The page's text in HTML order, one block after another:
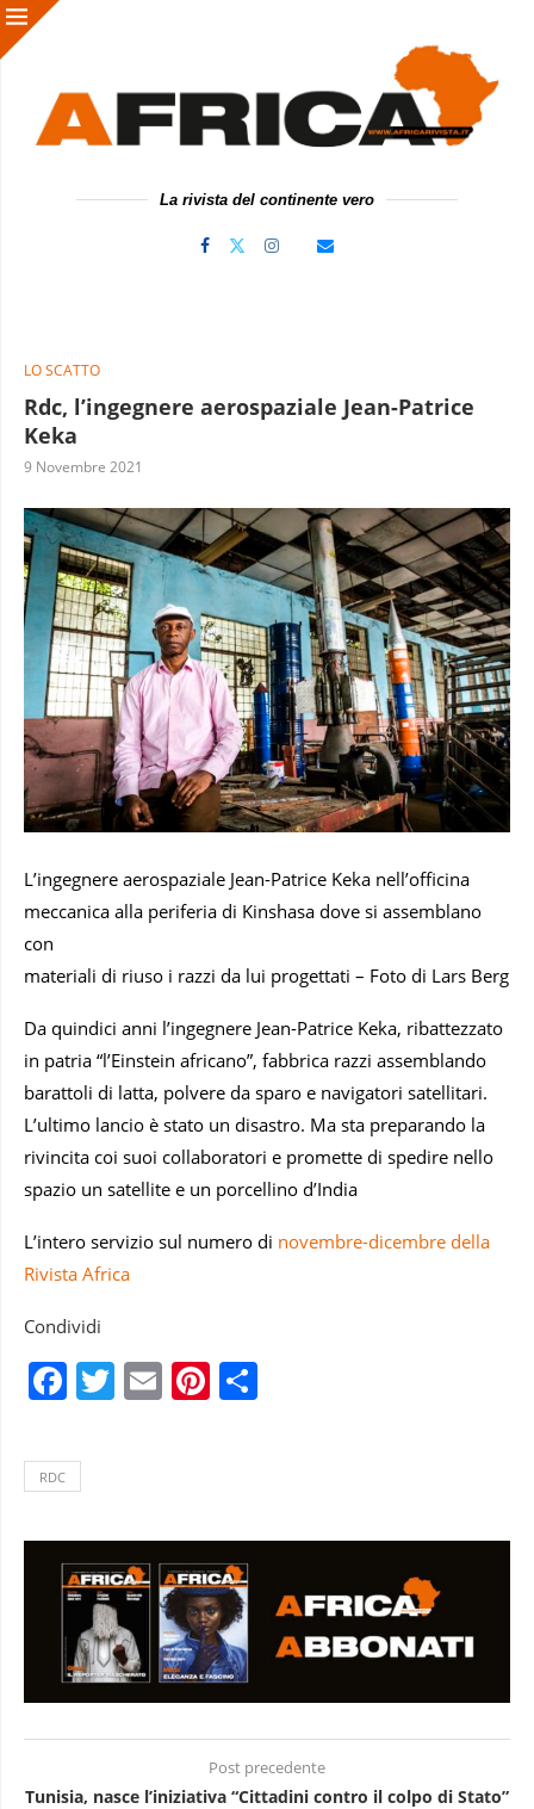
La rivista del continente vero
LO SCATTO
Rdc, l’ingegnere aerospaziale Jean-Patrice
Keka
9 Novembre 2021
L’ingegnere aerospaziale Jean-Patrice Keka nell’officina
meccanica alla periferia di Kinshasa dove si assemblano
con
materiali di riuso i razzi da lui progettati – Foto di Lars Berg
Da quindici anni l’ingegnere Jean-Patrice Keka, ribattezzato
in patria “l’Einstein africano”, fabbrica razzi assemblando
barattoli di latta, polvere da sparo e navigatori satellitari.
L’ultimo lancio è stato un disastro. Ma sta preparando la
rivincita coi suoi collaboratori e promette di spedire nello
spazio un satellite e un porcellino d’India
L’intero servizio sul numero di novembre-dicembre della
Rivista Africa
Condividi
Facebook
Twitter
EmailPinterest
RDC
Post precedente
Tunisia, nasce l’iniziativa “Cittadini contro il colpo di Stato”